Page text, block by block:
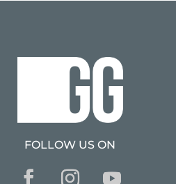
FOLLOW US ON